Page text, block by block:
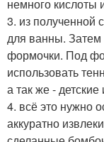
немного кислоты
3. из полученной
для ванны. Затем
формочки. Под
использовать
а так же -
4. всё это нужно
аккуратно